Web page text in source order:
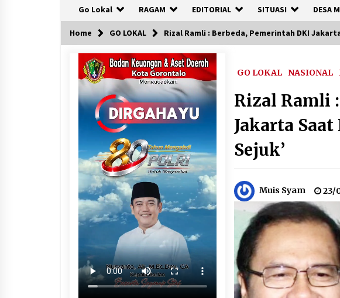
Go Lokal RAGAM EDITORIAL SITUASI DESA
Home GO LOKAL Rizal Ramli : Berbeda, Pemerintah DKI
GO LOKAL NASIONAL
Rizal Ramli
Jakarta
Sejuk’
Muis Syam 23/